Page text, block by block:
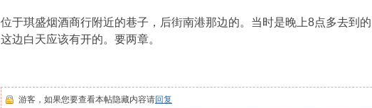
位于琪盛烟酒商行附近的巷子，后街南港那边的。当时是晚上8点多去到
这边白天应该有开的。要两章。
游客，如果您要查看本帖隐藏内容请回复